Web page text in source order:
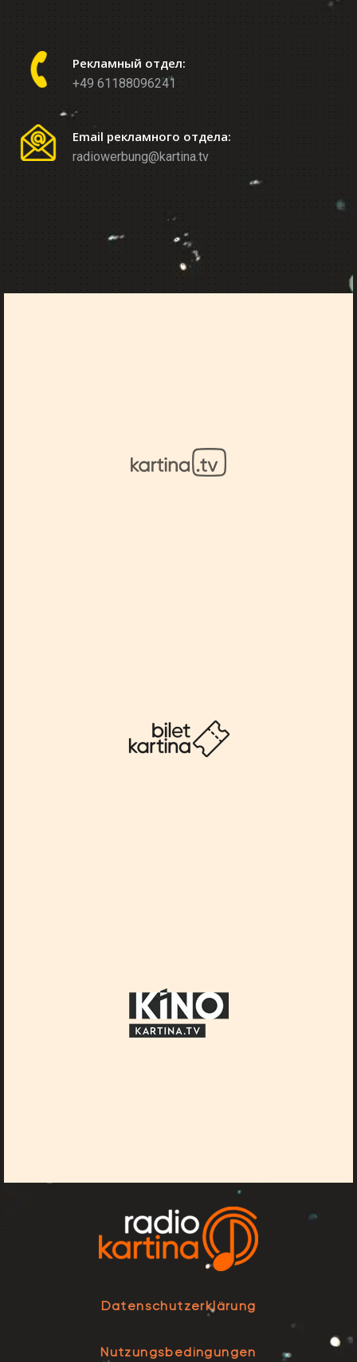
Рекламный отдел:
+49 61188096241
Email рекламного отдела:
radiowerbung@kartina.tv
Datenschutzerklärung
Nutzungsbedingungen